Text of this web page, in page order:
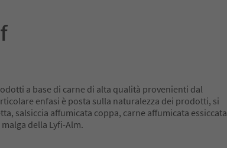
a base di carne di alta qualità provenienti dal
enfasi è posta sulla naturalezza dei prodotti, si
salsiccia affumicata coppa, carne affumicata essiccata
della Lyfi-Alm.